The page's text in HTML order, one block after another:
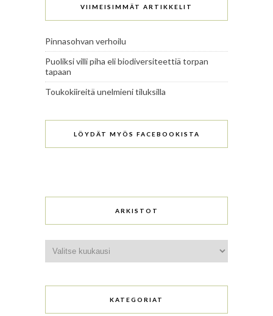
VIIMEISIMMÄT ARTIKKELIT
Pinnasohvan verhoilu
Puoliksi villi piha eli biodiversiteettiä torpan
tapaan
Toukokiireitä unelmieni tiluksilla
LÖYDÄT MYÖS FACEBOOKISTA
ARKISTOT
KATEGORIAT